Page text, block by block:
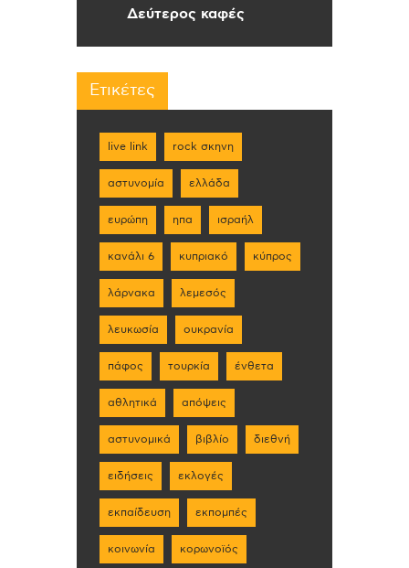
Δεύτερος καφές
Ετικέτες
live link rock σκηνη
αστυνομία ελλάδα
ευρώπη ηπα ισραήλ
κανάλι 6 κυπριακό κύπρος
λάρνακα λεμεσός
λευκωσία ουκρανία
πάφος τουρκία ένθετα
αθλητικά απόψεις
αστυνομικά βιβλίο διεθνή
ειδήσεις εκλογές
εκπαίδευση εκπομπές
κοινωνία κορωνοϊός